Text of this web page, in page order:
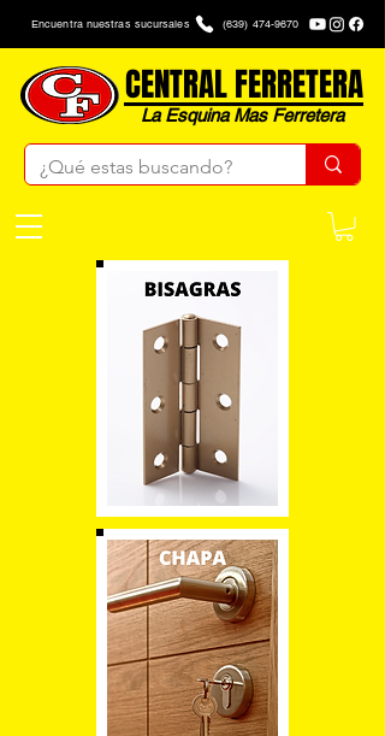
Encuentra nuestras sucursales (639) 474-9670
La Esquina Mas Ferretera
CENTRAL FERRETERA